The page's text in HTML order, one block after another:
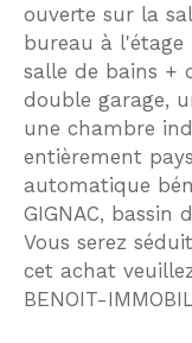
ouverte sur la
bureau à
salle de bains +
double garage,
une chambre
entièrement
automatique
GIGNAC, bassin
Vous serez
cet achat
BENOIT-